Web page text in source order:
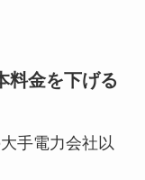
料金を下げる
手電力会社以